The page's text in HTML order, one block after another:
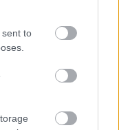
to
teszen,
öl meg!